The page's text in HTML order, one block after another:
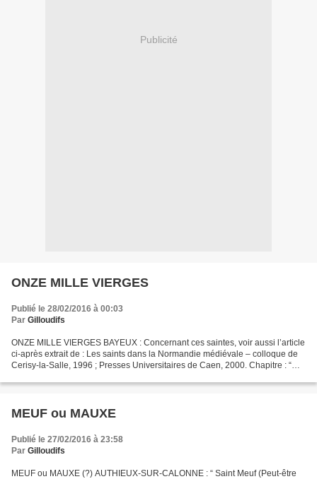
Publicité
ONZE MILLE VIERGES
Publié le 28/02/2016 à 00:03
Par Gilloudifs
ONZE MILLE VIERGES BAYEUX : Concernant ces saintes, voir aussi l’article
ci-après extrait de : Les saints dans la Normandie médiévale – colloque de
Cerisy-la-Salle, 1996 ; Presses Universitaires de Caen, 2000. Chapitre : “
MEUF ou MAUXE
Publié le 27/02/2016 à 23:58
Par Gilloudifs
MEUF ou MAUXE (?) AUTHIEUX-SUR-CALONNE : “ Saint Meuf (Peut-être